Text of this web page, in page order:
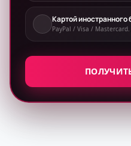
Картой иностранного
PayPal / Visa / Mastercard.